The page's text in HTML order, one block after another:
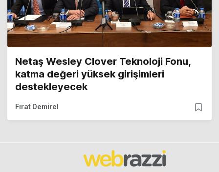
Netaş Wesley Clover Teknoloji Fonu,
katma değeri yüksek girişimleri
destekleyecek
Fırat Demirel